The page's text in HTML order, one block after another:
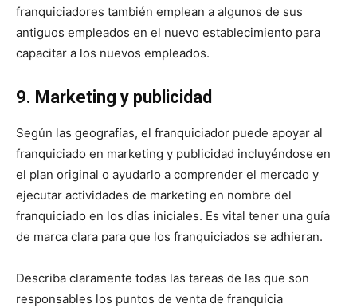
franquiciadores también emplean a algunos de sus
antiguos empleados en el nuevo establecimiento para
capacitar a los nuevos empleados.
9. Marketing y publicidad
Según las geografías, el franquiciador puede apoyar al
franquiciado en marketing y publicidad incluyéndose en
el plan original o ayudarlo a comprender el mercado y
ejecutar actividades de marketing en nombre del
franquiciado en los días iniciales. Es vital tener una guía
de marca clara para que los franquiciados se adhieran.
Describa claramente todas las tareas de las que son
responsables los puntos de venta de franquicia